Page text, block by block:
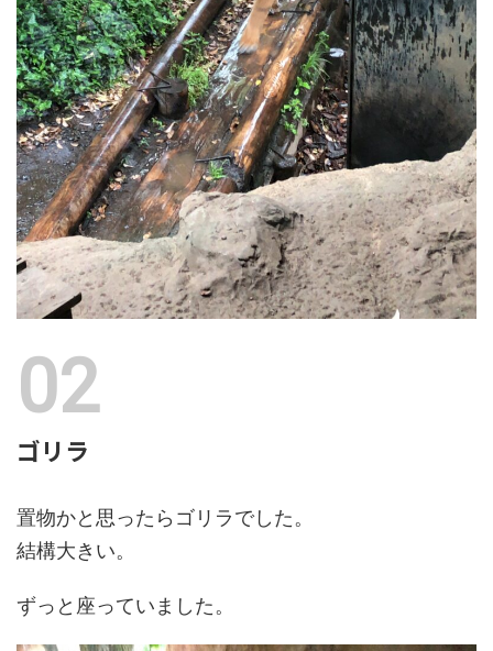
ゴリラ
置物かと思ったらゴリラでした。
結構大きい。
ずっと座っていました。